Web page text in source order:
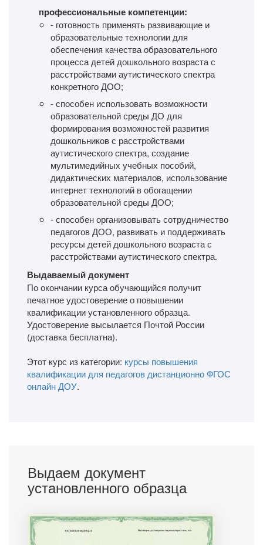
профессиональные компетенции:
- готовность применять развивающие и
образовательные технологии для
обеспечения качества образовательного
процесса детей дошкольного возраста с
расстройствами аутистического спектра
конкретного ДОО;
- способен использовать возможности
образовательной среды ДО для
формирования возможностей развития
дошкольников с расстройствами
аутистического спектра, создание
мультимедийных учебных пособий,
дидактических материалов, использование
интернет технологий в обогащении
образовательной среды ДОО;
- способен организовывать сотрудничество
педагогов ДОО, развивать и поддерживать
ресурсы детей дошкольного возраста с
расстройствами аутистического спектра.
Выдаваемый документ
По окончании курса обучающийся получит
печатное удостоверение о повышении
квалификации установленного образца.
Удостоверение высылается Почтой России
(доставка бесплатна).
Этот курс из категории: курсы повышения
квалификации для педагогов дистанционно ФГОС
онлайн ДОУ.
Выдаем документ
установленного образца